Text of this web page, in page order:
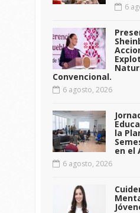
6
Convencional.
6 agosto, 2026
la
en el
6 agosto, 2026